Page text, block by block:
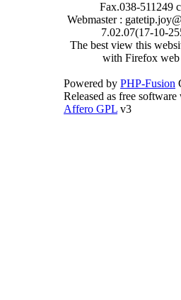
Fax.038-511249
Webmaster :
7.02.07(17-10-
The best view this
with Firefox web
Powered by PHP-Fusion
Released as free
Affero GPL v3